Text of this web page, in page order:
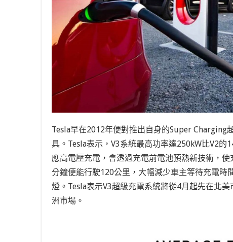
Tesla早在2012年便對推出自身的Super Charging
具。Tesla表示，V3系統最高功率達250kW比V2
應高電壓充電，會透過充電前電池預熱新技術，
分鐘便能行駛120公里，大幅減少車主等待充電時
燈。Tesla表示V3超級充電系統將從4月起先在北
洲市場。